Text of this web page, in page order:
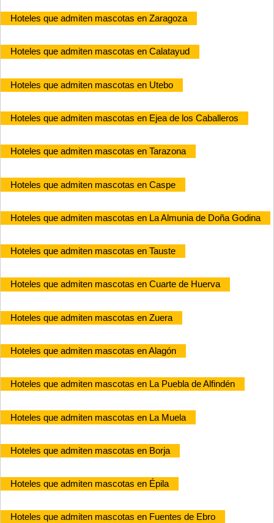
Hoteles que admiten mascotas en Zaragoza
Hoteles que admiten mascotas en Calatayud
Hoteles que admiten mascotas en Utebo
Hoteles que admiten mascotas en Ejea de los Caballeros
Hoteles que admiten mascotas en Tarazona
Hoteles que admiten mascotas en Caspe
Hoteles que admiten mascotas en La Almunia de Doña Godina
Hoteles que admiten mascotas en Tauste
Hoteles que admiten mascotas en Cuarte de Huerva
Hoteles que admiten mascotas en Zuera
Hoteles que admiten mascotas en Alagón
Hoteles que admiten mascotas en La Puebla de Alfindén
Hoteles que admiten mascotas en La Muela
Hoteles que admiten mascotas en Borja
Hoteles que admiten mascotas en Épila
Hoteles que admiten mascotas en Fuentes de Ebro